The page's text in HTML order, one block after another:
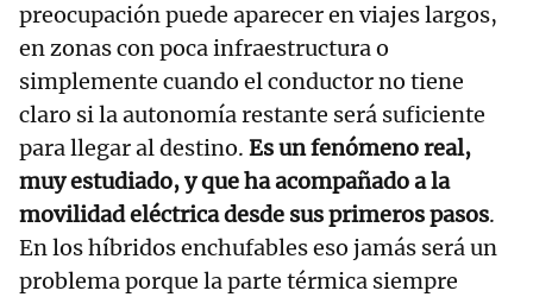
preocupación puede aparecer en viajes largos,
en zonas con poca infraestructura o
simplemente cuando el conductor no tiene
claro si la autonomía restante será suficiente
para llegar al destino. Es un fenómeno real,
muy estudiado, y que ha acompañado a la
movilidad eléctrica desde sus primeros pasos.
En los híbridos enchufables eso jamás será un
problema porque la parte térmica siempre